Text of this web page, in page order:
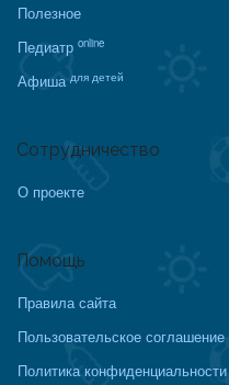
Полезное
Педиатр online
Афиша для детей
Сотрудничество
О проекте
Помощь
Правила сайта
Пользовательское соглашение
Политика конфиденциальности